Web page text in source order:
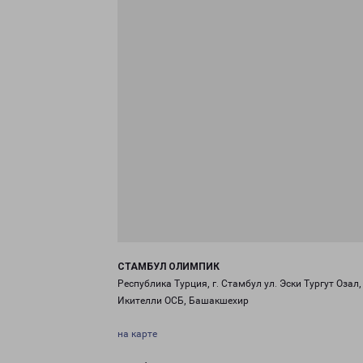
СТАМБУЛ ОЛИМПИК
Республика Турция, г. Стамбул ул. Эски Тургут Озал,
Икителли ОСБ, Башакшехир
на карте